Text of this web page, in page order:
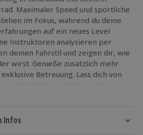
Maximaler Speed und sportliche
im Fokus, während du deine
auf ein neues Level
Instruktoren analysieren per
deinen Fahrstil und zeigen dir, wie
wirst. Genieße zusätzlich mehr
Betreuung. Lass dich von
Atmosphäre in Schönwald
über dich hinaus! Erlebe
in Schönwald mit deinem
Hebe deinen Fahrstil auf ein
Infos